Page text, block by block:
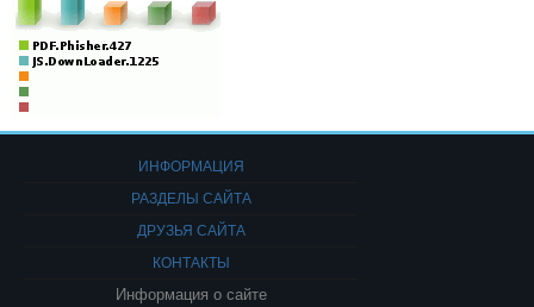
ИНФОРМАЦИЯ
РАЗДЕЛЫ САЙТА
ДРУЗЬЯ САЙТА
КОНТАКТЫ
Информация о сайте